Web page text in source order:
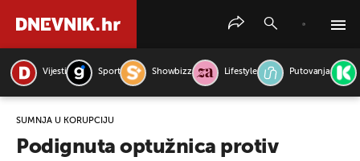
Vijesti Sport Showbizz Lifestyle Putovanja
SUMNJA U KORUPCIJU
Podignuta optužnica protiv
PRETRAŽITE VIJESTI